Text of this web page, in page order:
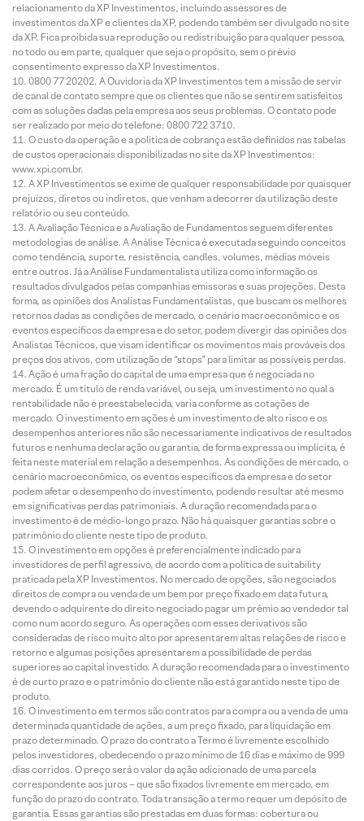
relacionamento da XP Investimentos, incluindo assessores de
investimentos da XP e clientes da XP, podendo também ser divulgado no site
da XP. Fica proibida sua reprodução ou redistribuição para qualquer pessoa,
no todo ou em parte, qualquer que seja o propósito, sem o prévio
consentimento expresso da XP Investimentos.
0800 77 20202. A Ouvidoria da XP Investimentos tem a missão de servir
de canal de contato sempre que os clientes que não se sentirem satisfeitos
com as soluções dadas pela empresa aos seus problemas. O contato pode
ser realizado por meio do telefone: 0800 722 3710.
O custo da operação e a política de cobrança estão definidos nas tabelas
de custos operacionais disponibilizadas no site da XP Investimentos:
www.xpi.com.br.
A XP Investimentos se exime de qualquer responsabilidade por quaisquer
prejuízos, diretos ou indiretos, que venham a decorrer da utilização deste
relatório ou seu conteúdo.
A Avaliação Técnica e a Avaliação de Fundamentos seguem diferentes
metodologias de análise. A Análise Técnica é executada seguindo conceitos
como tendência, suporte, resistência, candles, volumes, médias móveis
entre outros. Já a Análise Fundamentalista utiliza como informação os
resultados divulgados pelas companhias emissoras e suas projeções. Desta
forma, as opiniões dos Analistas Fundamentalistas, que buscam os melhores
retornos dadas as condições de mercado, o cenário macroeconômico e os
eventos específicos da empresa e do setor, podem divergir das opiniões dos
Analistas Técnicos, que visam identificar os movimentos mais prováveis dos
preços dos ativos, com utilização de “stops” para limitar as possíveis perdas.
Ação é uma fração do capital de uma empresa que é negociada no
mercado. É um título de renda variável, ou seja, um investimento no qual a
rentabilidade não é preestabelecida, varia conforme as cotações de
mercado. O investimento em ações é um investimento de alto risco e os
desempenhos anteriores não são necessariamente indicativos de resultados
futuros e nenhuma declaração ou garantia, de forma expressa ou implícita, é
feita neste material em relação a desempenhos. As condições de mercado, o
cenário macroeconômico, os eventos específicos da empresa e do setor
podem afetar o desempenho do investimento, podendo resultar até mesmo
em significativas perdas patrimoniais. A duração recomendada para o
investimento é de médio-longo prazo. Não há quaisquer garantias sobre o
patrimônio do cliente neste tipo de produto.
O investimento em opções é preferencialmente indicado para
investidores de perfil agressivo, de acordo com a política de suitability
praticada pela XP Investimentos. No mercado de opções, são negociados
direitos de compra ou venda de um bem por preço fixado em data futura,
devendo o adquirente do direito negociado pagar um prêmio ao vendedor tal
como num acordo seguro. As operações com esses derivativos são
consideradas de risco muito alto por apresentarem altas relações de risco e
retorno e algumas posições apresentarem a possibilidade de perdas
superiores ao capital investido. A duração recomendada para o investimento
é de curto prazo e o patrimônio do cliente não está garantido neste tipo de
produto.
O investimento em termos são contratos para compra ou a venda de uma
determinada quantidade de ações, a um preço fixado, para liquidação em
prazo determinado. O prazo do contrato a Termo é livremente escolhido
pelos investidores, obedecendo o prazo mínimo de 16 dias e máximo de 999
dias corridos. O preço será o valor da ação adicionado de uma parcela
correspondente aos juros – que são fixados livremente em mercado, em
função do prazo do contrato. Toda transação a termo requer um depósito de
garantia. Essas garantias são prestadas em duas formas: cobertura ou